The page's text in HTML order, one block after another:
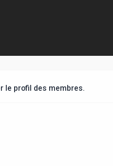
le profil des membres.